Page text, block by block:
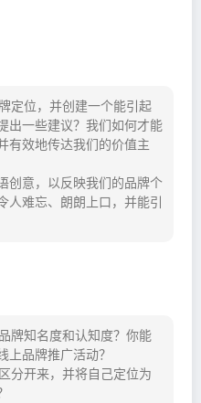
定位，并创建一个能引起
出一些建议？我们如何才能
有效地传达我们的价值主
意，以反映我们的品牌个
人难忘、朗朗上口，并能引
牌知名度和认知度？你能
上品牌推广活动？
分开来，并将自己定位为